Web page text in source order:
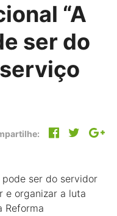
“A
ser do
pode ser do servidor
e organizar a luta
Reforma